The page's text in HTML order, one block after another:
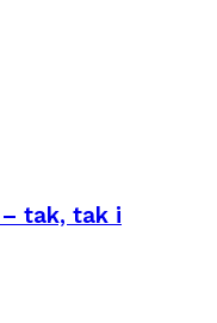
– tak, tak i